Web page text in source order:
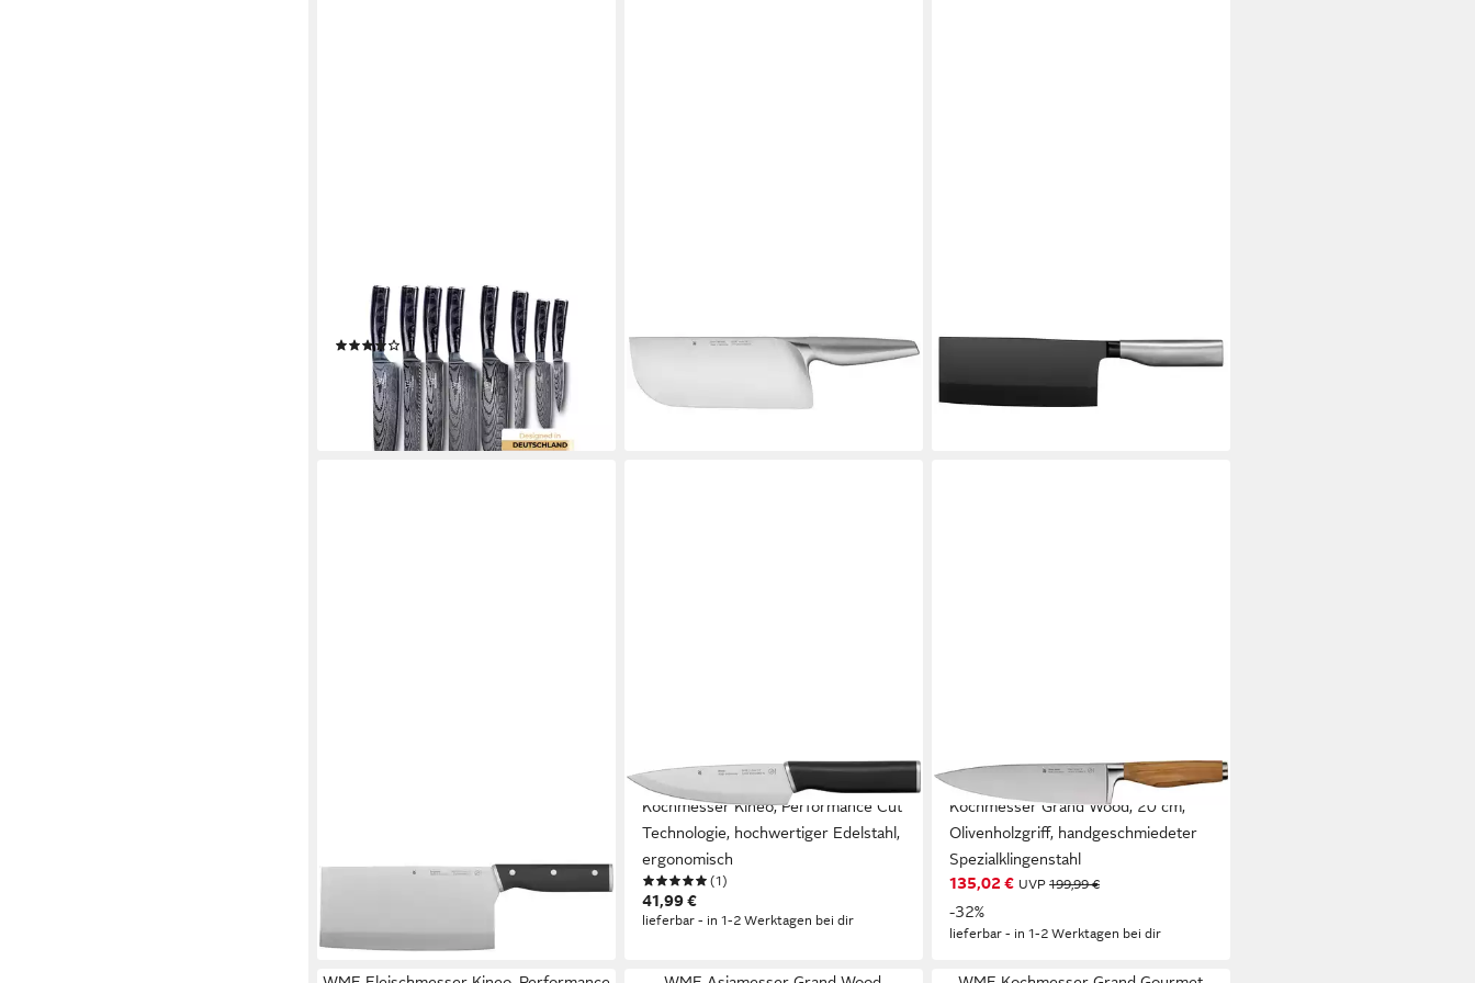
Kuro 8-teiliges Küchenmesser Set
Premium (8-tlg)
(13)
139,90 € UVP559,00 €
lieferbar - in 2-3 Werktagen bei dir
-14%
Griff, sicherer Fingerschutz
lieferbar - in 2-3 Werktagen bei dir
WMF
Kochmesser Kineo, Performance Cut
Technologie, hochwertiger Edelstahl,
ergonomisch
(1)
41,99 €
lieferbar - in 1-2 Werktagen bei dir
WMF
Kochmesser Grand Wood, 20 cm,
Olivenholzgriff, handgeschmiedeter
Spezialklingenstahl
135,02 € UVP199,99 €
-32%
lieferbar - in 1-2 Werktagen bei dir